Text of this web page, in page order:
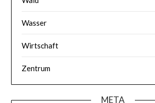
Wasser
Wirtschaft
Zentrum
META